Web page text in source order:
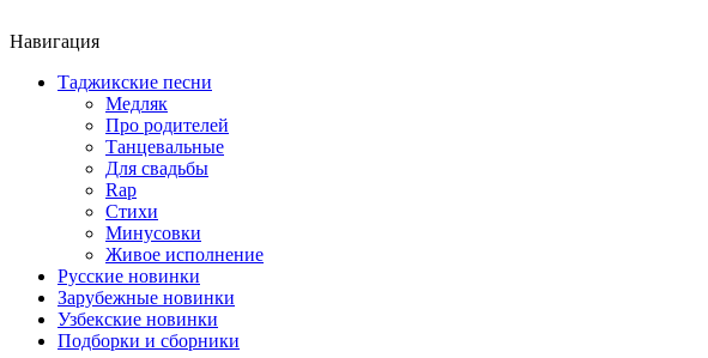
Навигация
Таджикские песни
Медляк
Про родителей
Танцевальные
Для свадьбы
Rap
Стихи
Минусовки
Живое исполнение
Русские новинки
Зарубежные новинки
Узбекские новинки
Подборки и сборники